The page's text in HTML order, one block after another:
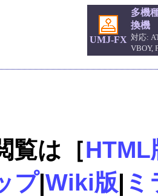
UMJ-FX
多機
換機
対応:
VBOY,
覧は［HTML
プ|Wiki版| ミ